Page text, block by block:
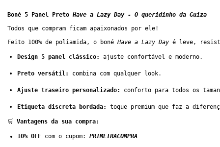
Boné 5 Panel Preto Have a Lazy Day - O queridinho da Guiza
Todos que compram ficam apaixonados por ele!
Feito 100% de poliamida, o boné Have a Lazy Day é leve,
Design 5 panel clássico: ajuste confortável e moderno.
Preto versátil: combina com qualquer look.
Ajuste traseiro personalizado: conforto para todos os
Etiqueta discreta bordada: toque premium que faz a
🛒 Vantagens da sua compra:
10% OFF com o cupom: PRIMEIRACOMPRA